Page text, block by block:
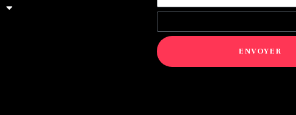
ENVOYER